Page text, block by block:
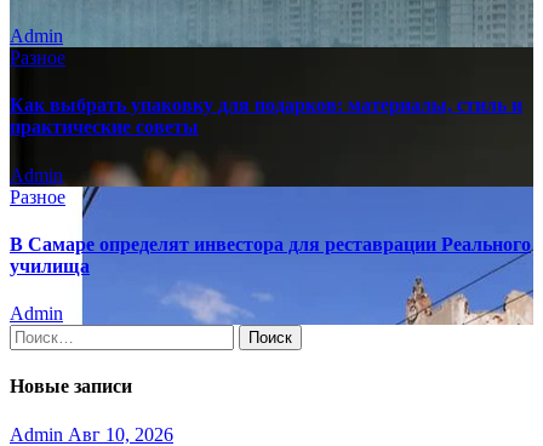
Admin
Разное
Как выбрать упаковку для подарков: материалы, стиль и
практические советы
Admin
Разное
В Самаре определят инвестора для реставрации Реального
училища
Admin
Найти:
Новые записи
Admin Авг 10, 2026